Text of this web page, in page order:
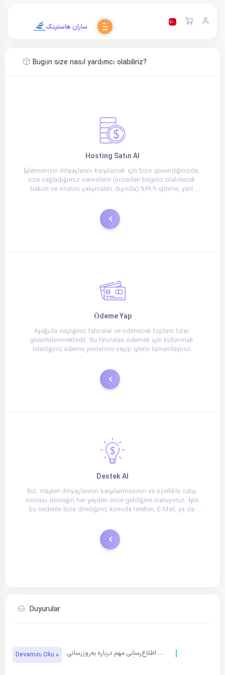
ساران هاستینگ
Bugün size nasıl yardımcı olabiliriz?
Hosting Satın Al
İşletmenizin ihtiyaçlarını karşılamak için bize güvendiğinizde,
size sağladığımız servislerin (önceden bilginiz olabilecek
bakım ve onarım çalışmaları dışında) %99.9 uptime, yani
Sipariş
Ödeme Yap
Aşağıda seçtiğiniz faturalar ve ödenecek toplam tutar
görüntülenmektedir. Bu faturaları ödemek için kullanmak
istediğiniz ödeme yöntemini seçip işlemi tamamlayınız.
Ödeme Yap
Destek Al
Biz, müşteri ihtiyaçlarının karşılanmasının ve özellikle satış
sonrası desteğin her şeyden önce geldiğine inanıyoruz. İşte
bu nedenle bize dilediğiniz konuda telefon, E-Mail, ya da
Destek Taleplerim
Duyurular
اطلاع‌رسانی مهم درباره به‌روزرسانی
تعرفه خدمات ساران هاستینگ
Devamını Oku »